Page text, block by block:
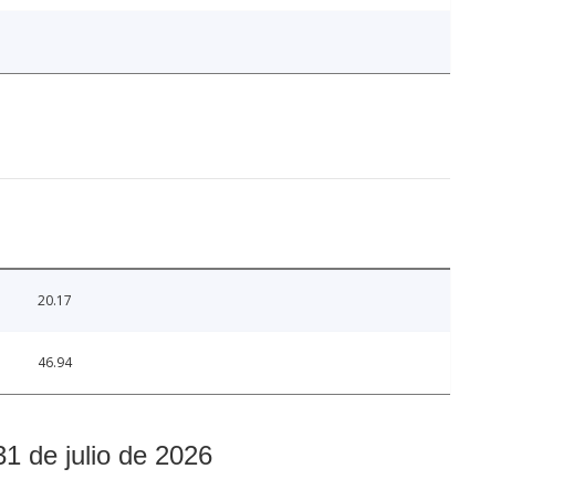
20.17
46.94
de julio de 2026